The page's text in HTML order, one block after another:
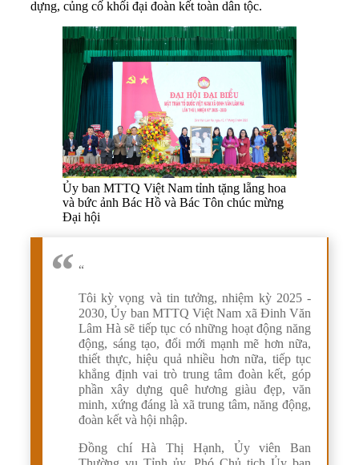
dựng, củng cố khối đại đoàn kết toàn dân tộc.
Ủy ban MTTQ Việt Nam tỉnh tặng lẵng hoa
và bức ảnh Bác Hồ và Bác Tôn chúc mừng
Đại hội
“
Tôi kỳ vọng và tin tưởng, nhiệm kỳ 2025 -
2030, Ủy ban MTTQ Việt Nam xã Đinh Văn
Lâm Hà sẽ tiếp tục có những hoạt động năng
động, sáng tạo, đổi mới mạnh mẽ hơn nữa,
thiết thực, hiệu quả nhiều hơn nữa, tiếp tục
khẳng định vai trò trung tâm đoàn kết, góp
phần xây dựng quê hương giàu đẹp, văn
minh, xứng đáng là xã trung tâm, năng động,
đoàn kết và hội nhập.
Đồng chí Hà Thị Hạnh, Ủy viên Ban